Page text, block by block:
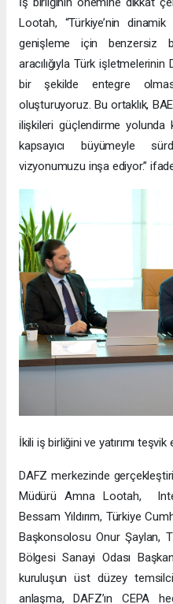
Lootah, “Türkiye’nin
genişleme için benzersiz
aracılığıyla Türk
bir şekilde entegre
oluşturuyoruz. Bu ortaklık,
ilişkileri güçlendirme yolunda
kapsayıcı büyümeyle
vizyonumuzu inşa ediyor.”
İkili iş birliğini ve yatırımı teşvik
DAFZ merkezinde
Müdürü Amna Lootah,
Bessam Yıldırım, Türkiye
Başkonsolosu Onur Şaylan,
Bölgesi Sanayi Odası
kuruluşun üst düzey
anlaşma, DAFZ’ın CEPA